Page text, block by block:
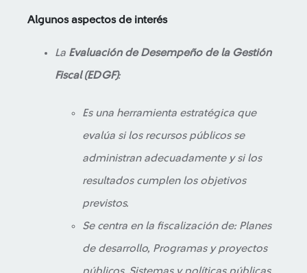
Algunos aspectos de interés
La Evaluación de Desempeño de la Gestión
Fiscal (EDGF):
Es una herramienta estratégica que
evalúa si los recursos públicos se
administran adecuadamente y si los
resultados cumplen los objetivos
previstos.
Se centra en la fiscalización de: Planes
de desarrollo, Programas y proyectos